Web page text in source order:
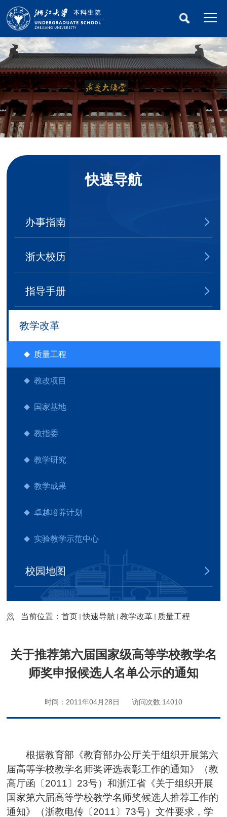
快速导航
办事指南
浙大校历
指导手册
教学改革
质量工程
教改项目
国家基地
教指委
教学研究
教学成果
卓越培养计划
实验教学示范中心
校园地图
当前位置：首页 快速导航 教学改革 质量工程
关于推荐第六届国家级高等学校教学名
师奖申报候选人名单公示的通知
时间：2011年04月28日 访问次数:14010
根据教育部《教育部办公厅关于组织开展第六
届高等学校教学名师奖评选表彰工作的通知》（教
高厅函〔2011〕23号）和浙江省《关于组织开展
国家第六届高等学校教学名师奖候选人推荐工作的
通知》（浙教电传〔2011〕73号）文件要求，学